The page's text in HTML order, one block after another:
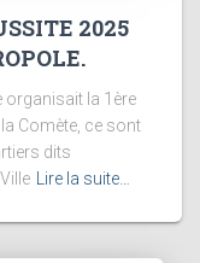
2025
organisait la 1ère
Comète, ce sont
dits
Lire la suite…